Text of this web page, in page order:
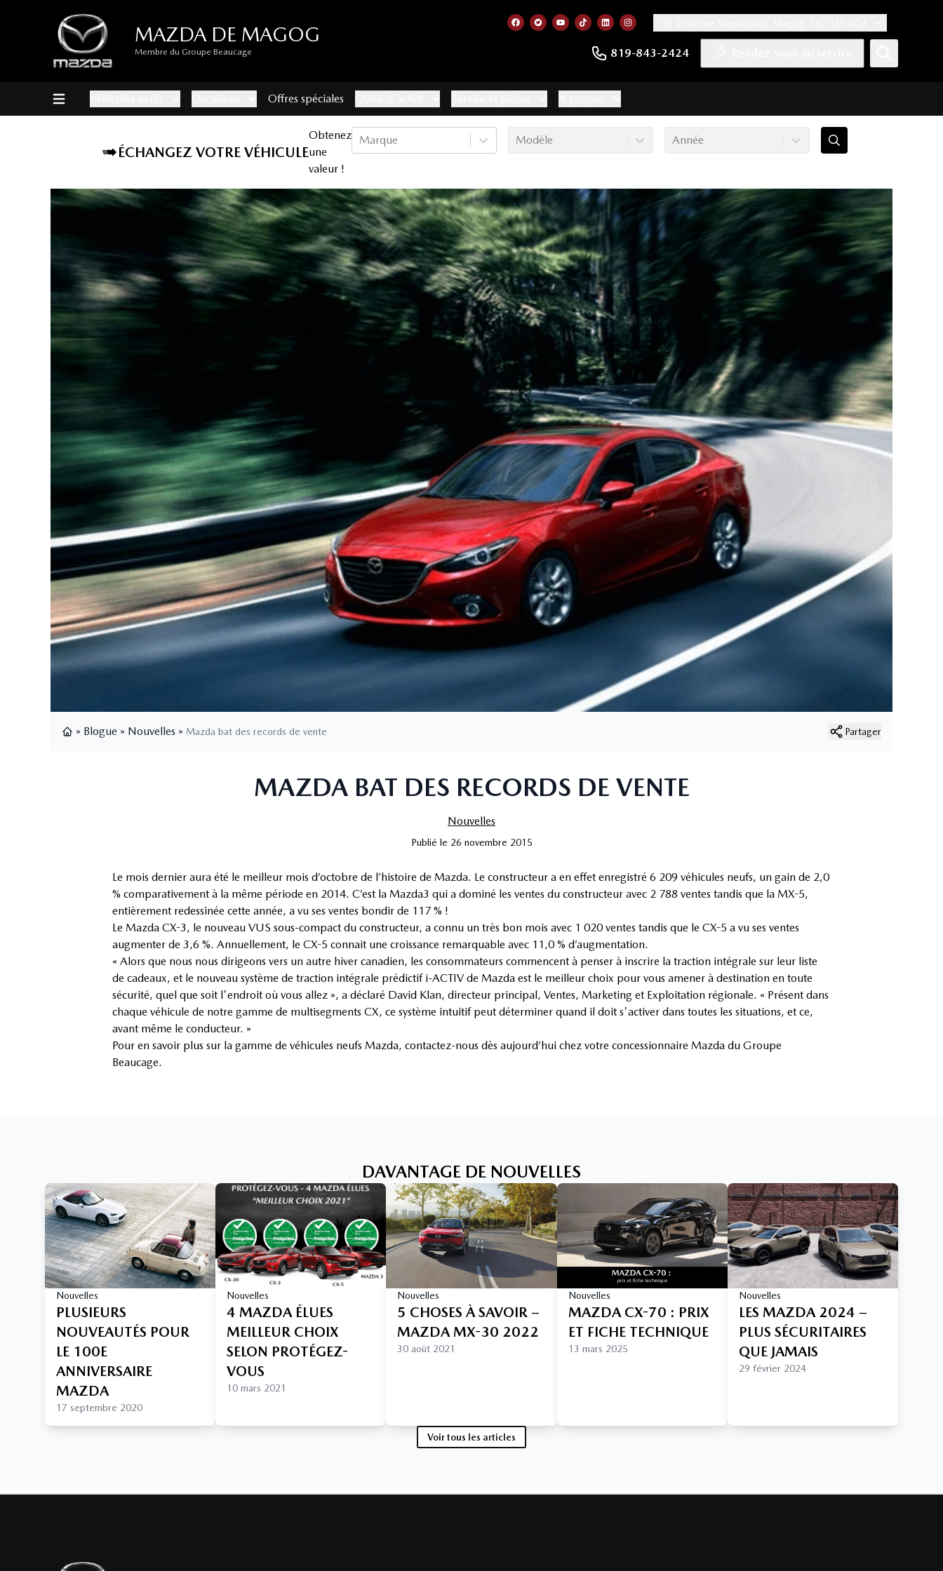
MAZDA DE MAGOG
Membre du Groupe Beaucage 819-843-2424
Lien vers notre page facebook
Lien vers notre compte Twitter
Lien vers notre chaîne YouTube
Lien vers notre compte Tiktok
Lien vers notre compte LinkedIn
Lien vers notre compte Instagram
Offres spéciales
ÉCHANGEZ VOTRE VÉHICULE
Obtenez
une
valeur !
Marque Modèle Année
» Blogue » Nouvelles » Mazda bat des records de vente Partager
MAZDA BAT DES RECORDS DE VENTE
Nouvelles
Publié le 26 novembre 2015
Le mois dernier aura été le meilleur mois d’octobre de l’histoire de Mazda. Le constructeur a en effet enregistré 6 209 véhicules neufs, un gain de 2,0
% comparativement à la même période en 2014. C’est la Mazda3 qui a dominé les ventes du constructeur avec 2 788 ventes tandis que la MX-5,
entièrement redessinée cette année, a vu ses ventes bondir de 117 % !
Le Mazda CX-3, le nouveau VUS sous-compact du constructeur, a connu un très bon mois avec 1 020 ventes tandis que le CX-5 a vu ses ventes
augmenter de 3,6 %. Annuellement, le CX-5 connait une croissance remarquable avec 11,0 % d’augmentation.
« Alors que nous nous dirigeons vers un autre hiver canadien, les consommateurs commencent à penser à inscrire la traction intégrale sur leur liste
de cadeaux, et le nouveau système de traction intégrale prédictif i-ACTIV de Mazda est le meilleur choix pour vous amener à destination en toute
sécurité, quel que soit l'endroit où vous allez », a déclaré David Klan, directeur principal, Ventes, Marketing et Exploitation régionale. « Présent dans
chaque véhicule de notre gamme de multisegments CX, ce système intuitif peut déterminer quand il doit s'activer dans toutes les situations, et ce,
avant même le conducteur. »
Pour en savoir plus sur la gamme de véhicules neufs Mazda, contactez-nous dès aujourd’hui chez votre concessionnaire Mazda du Groupe
Beaucage.
DAVANTAGE DE NOUVELLES
Nouvelles
PLUSIEURS
NOUVEAUTÉS POUR
LE 100E
ANNIVERSAIRE
MAZDA
17 septembre 2020
Nouvelles
4 MAZDA ÉLUES
MEILLEUR CHOIX
SELON PROTÉGEZ-
VOUS
10 mars 2021
Nouvelles
5 CHOSES À SAVOIR –
MAZDA MX-30 2022
30 août 2021
Nouvelles
MAZDA CX-70 : PRIX
ET FICHE TECHNIQUE
13 mars 2025
Nouvelles
LES MAZDA 2024 –
PLUS SÉCURITAIRES
QUE JAMAIS
29 février 2024
Voir tous les articles